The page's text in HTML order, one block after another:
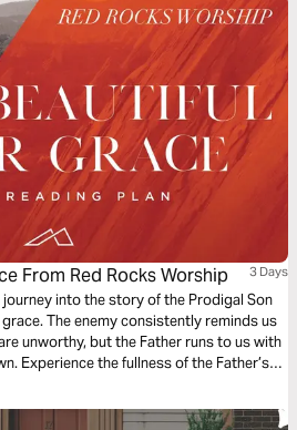
From Red Rocks Worship 3 Days
into the story of the Prodigal Son
The enemy consistently reminds us
unworthy, but the Father runs to us with
Experience the fullness of the Father’s